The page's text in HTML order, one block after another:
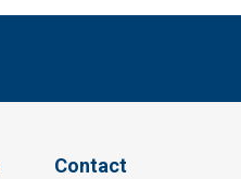
Contact